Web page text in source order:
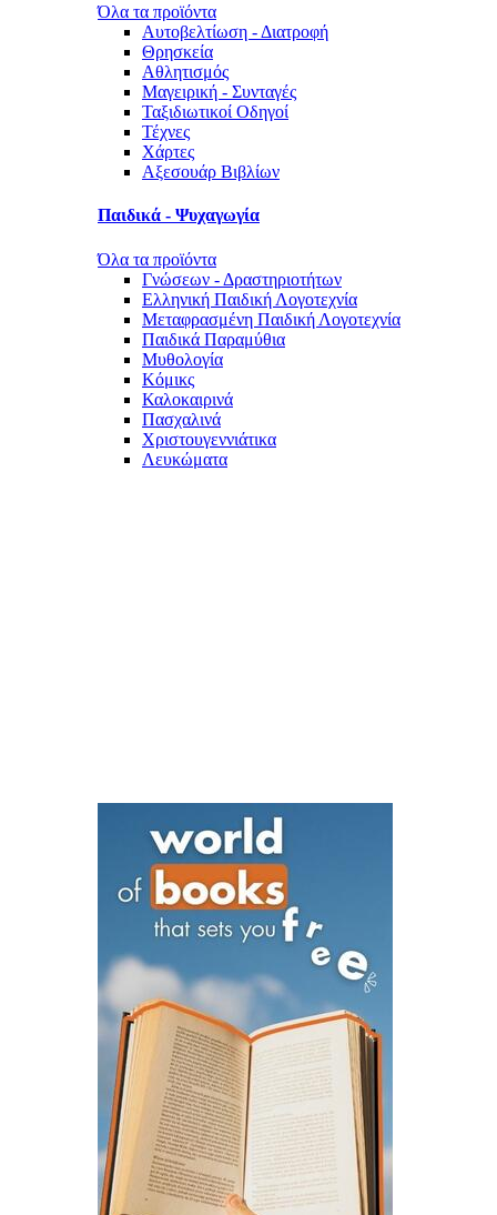
Όλα τα προϊόντα
Αυτοβελτίωση - Διατροφή
Θρησκεία
Αθλητισμός
Μαγειρική - Συνταγές
Ταξιδιωτικοί Οδηγοί
Τέχνες
Χάρτες
Αξεσουάρ Βιβλίων
Παιδικά - Ψυχαγωγία
Όλα τα προϊόντα
Γνώσεων - Δραστηριοτήτων
Ελληνική Παιδική Λογοτεχνία
Μεταφρασμένη Παιδική Λογοτεχνία
Παιδικά Παραμύθια
Μυθολογία
Κόμικς
Καλοκαιρινά
Πασχαλινά
Χριστουγεννιάτικα
Λευκώματα